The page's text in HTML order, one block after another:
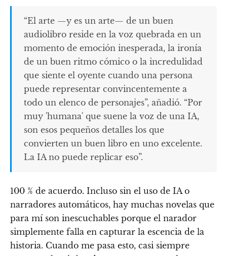
“El arte —y es un arte— de un buen
audiolibro reside en la voz quebrada en un
momento de emoción inesperada, la ironía
de un buen ritmo cómico o la incredulidad
que siente el oyente cuando una persona
puede representar convincentemente a
todo un elenco de personajes”, añadió. “Por
muy 'humana' que suene la voz de una IA,
son esos pequeños detalles los que
convierten un buen libro en uno excelente.
La IA no puede replicar eso”.
100 % de acuerdo. Incluso sin el uso de IA o
narradores automáticos, hay muchas novelas que
para mí son inescuchables porque el narador
simplemente falla en capturar la escencia de la
historia. Cuando me pasa esto, casi siempre